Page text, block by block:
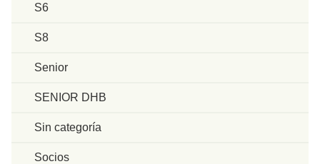
S6
S8
Senior
SENIOR DHB
Sin categoría
Socios